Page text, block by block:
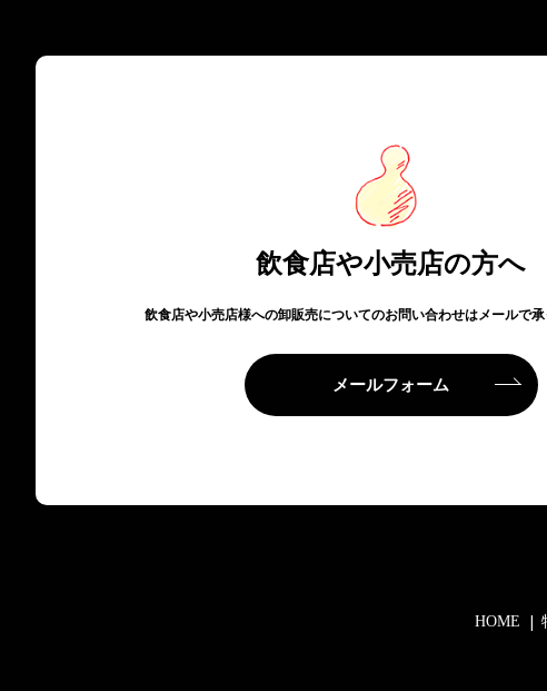
飲食店や小売店の方へ
飲食店や小売店様への卸販売についてのお問い合わせはメールで承
メールフォーム
HOME